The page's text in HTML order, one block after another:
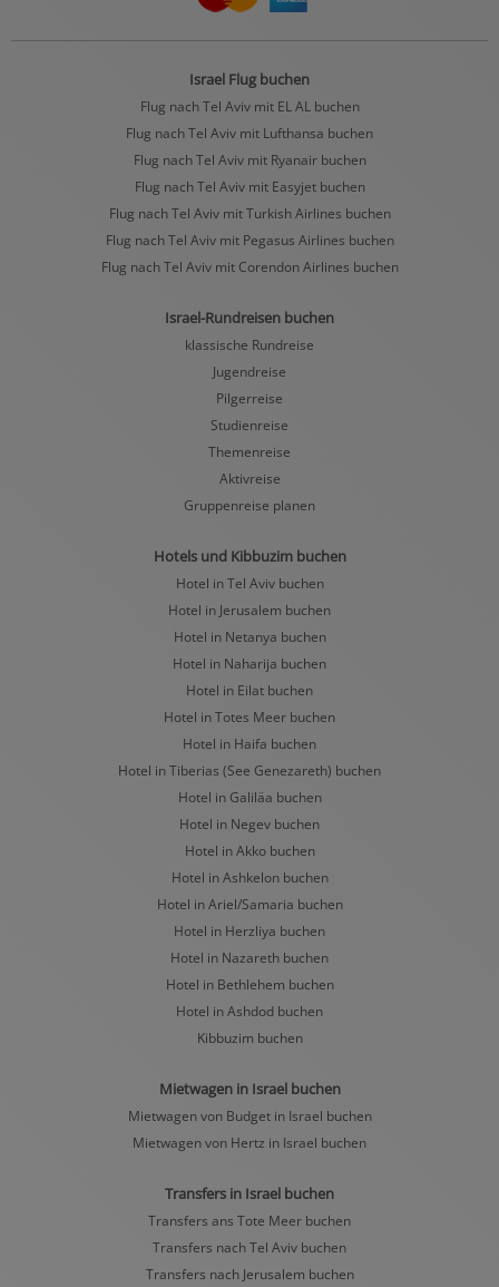
Israel Flug buchen
Flug nach Tel Aviv mit EL AL buchen
Flug nach Tel Aviv mit Lufthansa buchen
Flug nach Tel Aviv mit Ryanair buchen
Flug nach Tel Aviv mit Easyjet buchen
Flug nach Tel Aviv mit Turkish Airlines buchen
Flug nach Tel Aviv mit Pegasus Airlines buchen
Flug nach Tel Aviv mit Corendon Airlines buchen
Israel-Rundreisen buchen
klassische Rundreise
Jugendreise
Pilgerreise
Studienreise
Themenreise
Aktivreise
Gruppenreise planen
Hotels und Kibbuzim buchen
Hotel in Tel Aviv buchen
Hotel in Jerusalem buchen
Hotel in Netanya buchen
Hotel in Naharija buchen
Hotel in Eilat buchen
Hotel in Totes Meer buchen
Hotel in Haifa buchen
Hotel in Tiberias (See Genezareth) buchen
Hotel in Galiläa buchen
Hotel in Negev buchen
Hotel in Akko buchen
Hotel in Ashkelon buchen
Hotel in Ariel/Samaria buchen
Hotel in Herzliya buchen
Hotel in Nazareth buchen
Hotel in Bethlehem buchen
Hotel in Ashdod buchen
Kibbuzim buchen
Mietwagen in Israel buchen
Mietwagen von Budget in Israel buchen
Mietwagen von Hertz in Israel buchen
Transfers in Israel buchen
Transfers ans Tote Meer buchen
Transfers nach Tel Aviv buchen
Transfers nach Jerusalem buchen